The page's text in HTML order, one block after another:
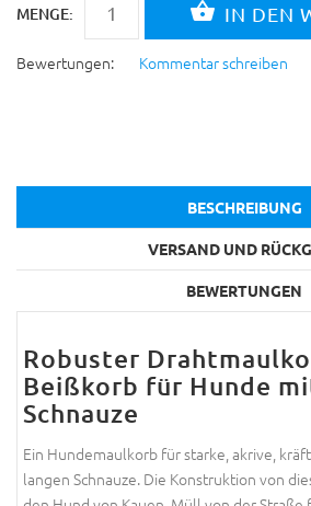
MENGE:
Bewertungen: Kommentar schreiben
BESCHREIBUNG
VERSAND UND
BEWERTUNGEN
Robuster
Beißkorb für Hunde
Schnauze
Ein Hundemaulkorb für starke, akrive,
langen Schnauze. Die Konstruktion von